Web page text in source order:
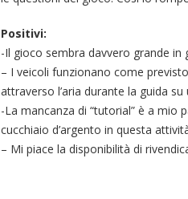
Positivi:
-Il gioco sembra davvero grande
– I veicoli funzionano come
attraverso l’aria durante la guida su
-La mancanza di “tutorial” è a mio
cucchiaio d’argento in questa
– Mi piace la disponibilità di